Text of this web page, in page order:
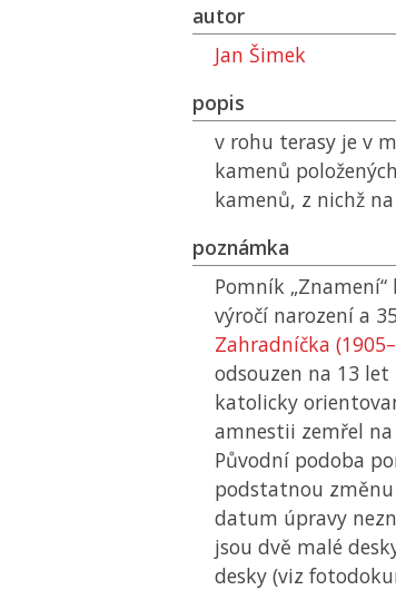
autor
Jan Šimek
popis
v rohu terasy je v
kamenů
kamenů, z nichž
poznámka
Pomník
výročí narození a
Zahradníčka
odsouzen na 13
katolicky
amnestii zemřel
Původní podoba
podstatnou
datum úpravy
jsou dvě malé
desky (viz